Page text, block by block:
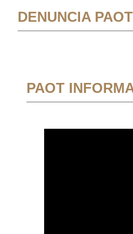
DENUNCIA PAOT
PAOT